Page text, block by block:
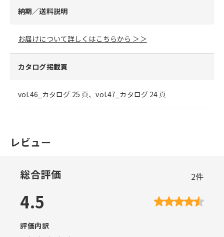
納期／送料説明
お届けについて詳しくはこちらから ＞＞
カタログ掲載頁
vol.46_カタログ 25 頁、vol.47_カタログ 24 頁
レビュー
総合評価 2件
4.5
評価内訳